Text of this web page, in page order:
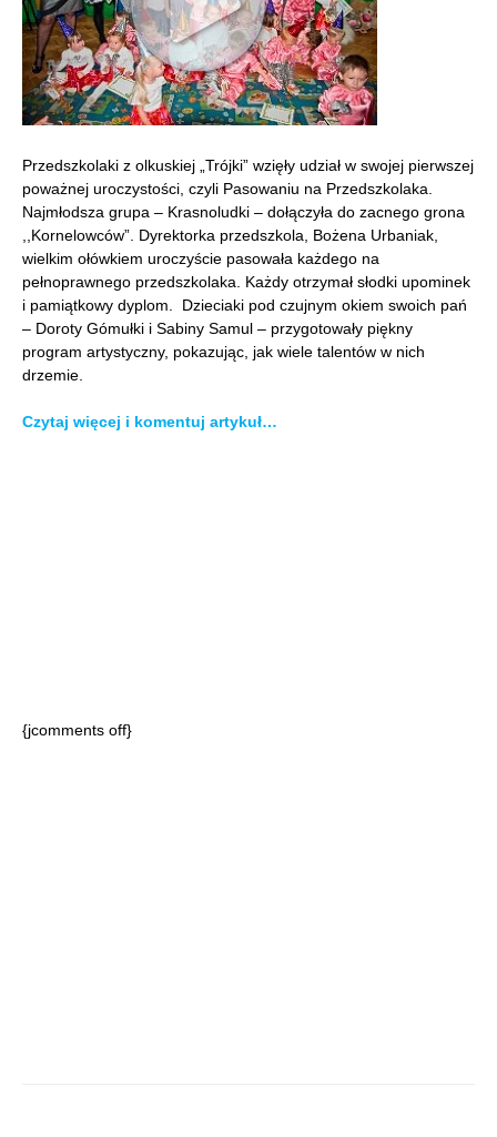
Przedszkolaki z olkuskiej „Trójki” wzięły udział w swojej pierwszej
poważnej uroczystości, czyli Pasowaniu na Przedszkolaka.
Najmłodsza grupa – Krasnoludki – dołączyła do zacnego grona
,,Kornelowców”. Dyrektorka przedszkola, Bożena Urbaniak,
wielkim ołówkiem uroczyście pasowała każdego na
pełnoprawnego przedszkolaka. Każdy otrzymał słodki upominek
i pamiątkowy dyplom. Dzieciaki pod czujnym okiem swoich pań
– Doroty Gómułki i Sabiny Samul – przygotowały piękny
program artystyczny, pokazując, jak wiele talentów w nich
drzemie.
Czytaj więcej i komentuj artykuł…
{jcomments off}